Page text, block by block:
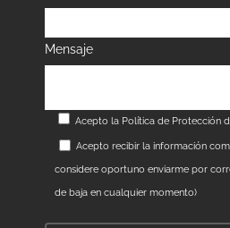
Mensaje
Acepto la Política de Protección
Acepto recibir la información
considere oportuno enviarme por
de baja en cualquier momento)